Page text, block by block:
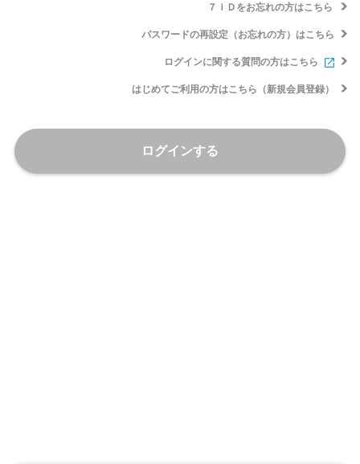
７ｉＤをお忘れの方はこちら
パスワードの再設定（お忘れの方）はこちら
ログインに関する質問の方はこちら
はじめてご利用の方はこちら（新規会員登録）
ログインする